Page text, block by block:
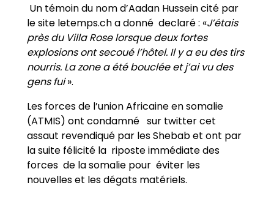
Un témoin du nom d’Aadan Hussein cité par
le site letemps.ch a donné declaré : «J’étais
près du Villa Rose lorsque deux fortes
explosions ont secoué l’hôtel. Il y a eu des tirs
nourris. La zone a été bouclée et j’ai vu des
gens fui».
Les forces de l’union Africaine en somalie
(ATMIS) ont condamné sur twitter cet
assaut revendiqué par les Shebab et ont par
la suite félicité la riposte immédiate des
forces de la somalie pour éviter les
nouvelles et les dégats matériels.